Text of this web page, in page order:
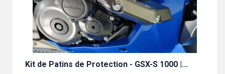
Kit de Patins de Protection - GSX-S 1000 |...